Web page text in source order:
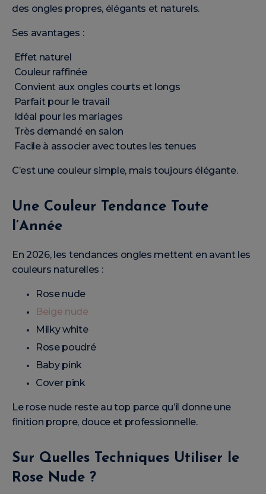
des ongles propres, élégants et naturels.
Ses avantages :
Effet naturel
Couleur raffinée
Convient aux ongles courts et longs
Parfait pour le travail
Idéal pour les mariages
Très demandé en salon
Facile à associer avec toutes les tenues
C’est une couleur simple, mais toujours élégante.
Une Couleur Tendance Toute
l’Année
En 2026, les tendances ongles mettent en avant les
couleurs naturelles :
Rose nude
Beige nude
Milky white
Rose poudré
Baby pink
Cover pink
Le rose nude reste au top parce qu’il donne une
finition propre, douce et professionnelle.
Sur Quelles Techniques Utiliser le
Rose Nude ?